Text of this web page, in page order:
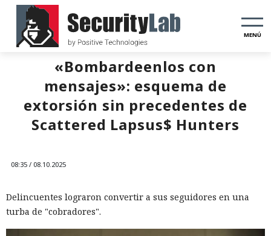
MENÚ
«Bombardeenlos con
mensajes»: esquema de
extorsión sin precedentes de
Scattered Lapsus$ Hunters
08:35 / 08.10.2025
Delincuentes lograron convertir a sus seguidores en una
turba de "cobradores".